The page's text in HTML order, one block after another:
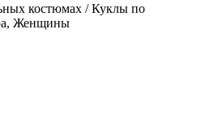
костюмах / Куклы по
Женщины